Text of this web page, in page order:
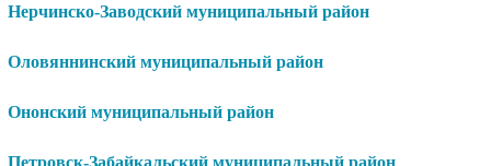
Нерчинско-Заводский муниципальный район
Оловяннинский муниципальный район
Ононский муниципальный район
Петровск-Забайкальский муниципальный район